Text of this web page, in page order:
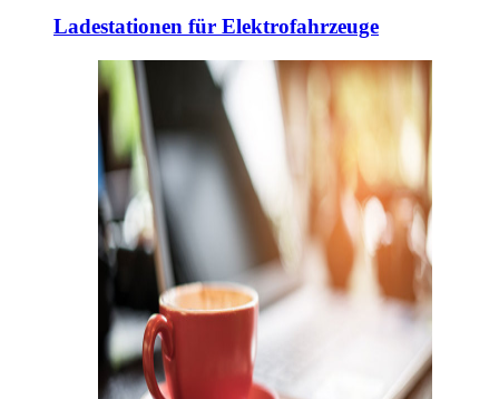
Ladestationen für Elektrofahrzeuge